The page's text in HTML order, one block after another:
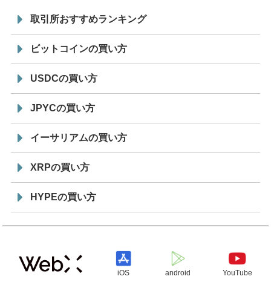
取引所おすすめランキング
ビットコインの買い方
USDCの買い方
JPYCの買い方
イーサリアムの買い方
XRPの買い方
HYPEの買い方
iOS android YouTube